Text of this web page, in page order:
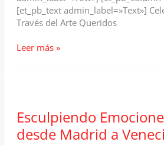
[et_pb_text admin_label=»Text»]
Través del Arte Queridos
Ganador
en
Saudi
Leer más »
Esculpiendo
desde Madrid a